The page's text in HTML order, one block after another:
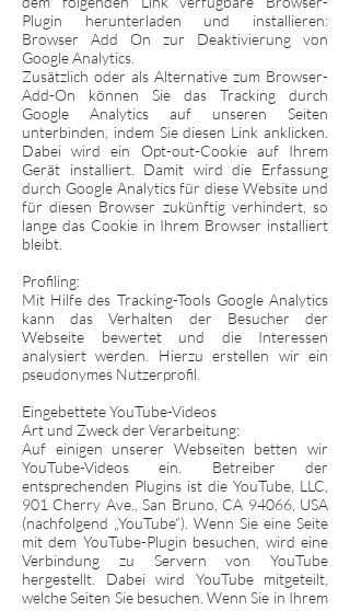
Plugin herunterladen und installieren:
Browser Add On zur Deaktivierung von
Google Analytics
Zusätzlich oder als Alternative zum Browser-
Add-On können Sie das Tracking durch
Google Analytics auf unseren Seiten
unterbinden, indem Siediesen Link anklicken
Dabei wird ein Opt-out-Cookie auf Ihrem
Gerät installiert. Damit wird die Erfassung
durch Google Analytics für diese Website und
für diesen Browser zukünftig verhindert, so
lange das Cookie in Ihrem Browser installiert
bleibt.
Profiling:
Mit Hilfe des Tracking-Tools Google Analytics
kann das Verhalten der Besucher der
Webseite bewertet und die Interessen
analysiert werden. Hierzu erstellen wir ein
pseudonymes Nutzerprofil.
Eingebettete YouTube-Videos
Art und Zweck der Verarbeitung:
Auf einigen unserer Webseiten betten wir
YouTube-Videos ein. Betreiber der
entsprechenden Plugins ist die YouTube, LLC,
901 Cherry Ave., San Bruno, CA 94066, USA
(nachfolgend „YouTube“). Wenn Sie eine Seite
mit dem YouTube-Plugin besuchen, wird eine
Verbindung zu Servern von YouTube
hergestellt. Dabei wird YouTube mitgeteilt,
welche Seiten Sie besuchen. Wenn Sie in Ihrem